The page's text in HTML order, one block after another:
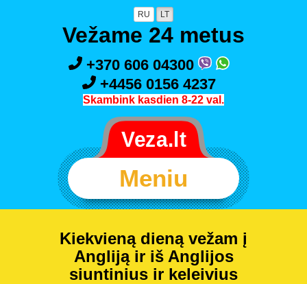
RU LT
Vežame 24 metus
+370 606 04300
+4456 0156 4237
Skambink kasdien 8-22 val.
Meniu
Kiekvieną dieną vežam į
Angliją ir iš Anglijos
siuntinius ir keleivius